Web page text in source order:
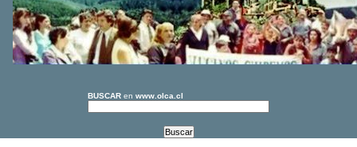
BUSCAR en www.olca.cl